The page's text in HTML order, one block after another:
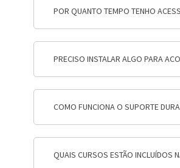
POR QUANTO TEMPO TENHO
PRECISO INSTALAR ALGO PARA
COMO FUNCIONA O SUPORTE
QUAIS CURSOS ESTÃO INCLUÍDOS